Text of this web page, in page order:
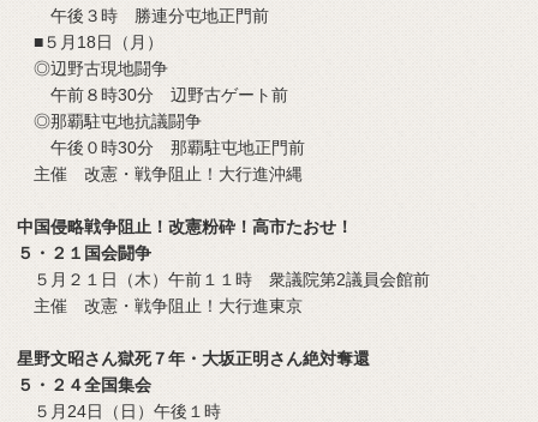
午後３時 勝連分屯地正門前
■５月18日（月）
◎辺野古現地闘争
午前８時30分 辺野古ゲート前
◎那覇駐屯地抗議闘争
午後０時30分 那覇駐屯地正門前
主催 改憲・戦争阻止！大行進沖縄
中国侵略戦争阻止！改憲粉砕！高市たおせ！
５・２１国会闘争
５月２１日（木）午前１１時 衆議院第2議員会館前
主催 改憲・戦争阻止！大行進東京
星野文昭さん獄死７年・大坂正明さん絶対奪還
５・２４全国集会
５月24日（日）午後１時